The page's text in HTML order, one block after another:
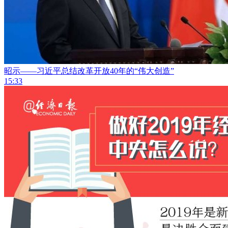
昭示——习近平总结改革开放40年的“伟大创造”
15:33